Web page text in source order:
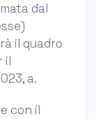
dal
il quadro
il
a.
con il